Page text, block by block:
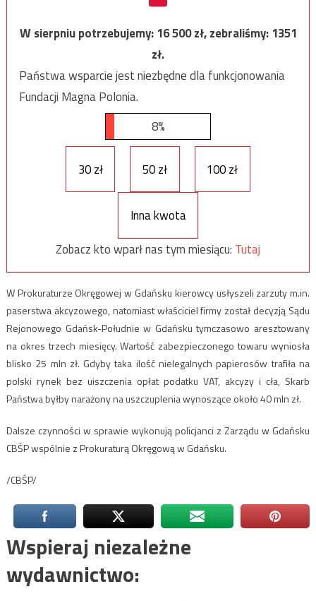
W sierpniu potrzebujemy:16 500zł, zebraliśmy:1351
zł.
Państwa wsparcie jest niezbędne dla funkcjonowania
Fundacji Magna Polonia.
8%
30 zł 50 zł 100 zł
Inna kwota
Zobacz kto wparł nas tym miesiącu: Tutaj
W Prokuraturze Okręgowej w Gdańsku kierowcy usłyszeli zarzuty m.in.
paserstwa akcyzowego, natomiast właściciel firmy został decyzją Sądu
Rejonowego Gdańsk-Południe w Gdańsku tymczasowo aresztowany
na okres trzech miesięcy. Wartość zabezpieczonego towaru wyniosła
blisko 25 mln zł. Gdyby taka ilość nielegalnych papierosów trafiła na
polski rynek bez uiszczenia opłat podatku VAT, akcyzy i cła, Skarb
Państwa byłby narażony na uszczuplenia wynoszące około 40 mln zł.
Dalsze czynności w sprawie wykonują policjanci z Zarządu w Gdańsku
CBŚP wspólnie z Prokuraturą Okręgową w Gdańsku.
/CBŚP/
Wspieraj niezależne
wydawnictwo: